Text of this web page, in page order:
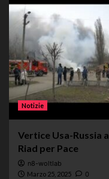
Notizie
Vertice Usa-Russia a
Riad per Pace
n8-woltlab
Marzo 25, 2025 0